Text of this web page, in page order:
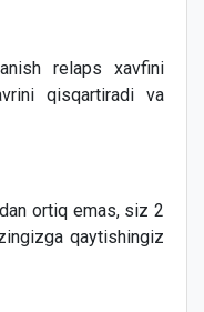
relaps xavfini
qisqartiradi va
ortiq emas, siz 2
qaytishingiz